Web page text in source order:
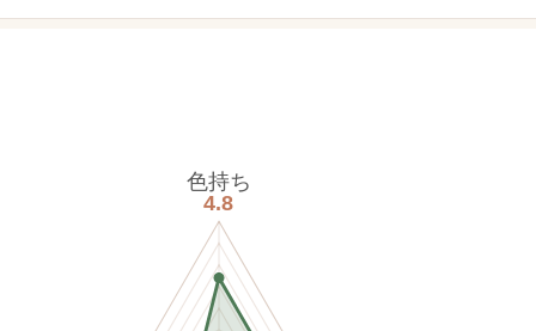
色持ち
4.8